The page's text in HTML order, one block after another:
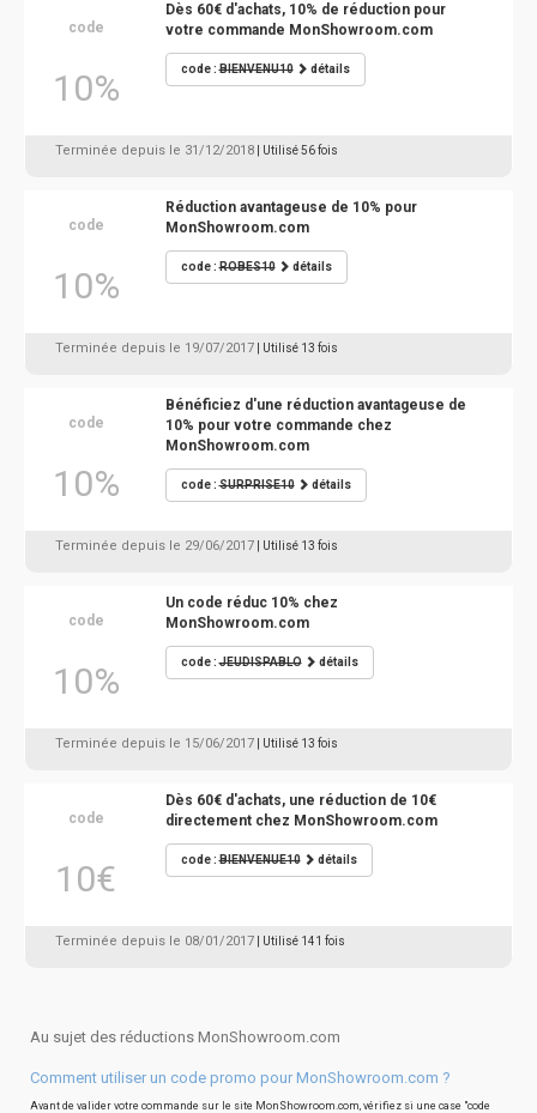
code
10%
Dès 60€ d'achats, 10% de réduction pour
votre commande MonShowroom.com
code :BIENVENU10 détails
Terminée depuis le 31/12/2018 | Utilisé 56 fois
code
10%
Réduction avantageuse de 10% pour
MonShowroom.com
code :ROBES10 détails
Terminée depuis le 19/07/2017 | Utilisé 13 fois
code
10%
Bénéficiez d'une réduction avantageuse de
10% pour votre commande chez
MonShowroom.com
code :SURPRISE10 détails
Terminée depuis le 29/06/2017 | Utilisé 13 fois
code
10%
Un code réduc 10% chez
MonShowroom.com
code :JEUDISPABLO détails
Terminée depuis le 15/06/2017 | Utilisé 13 fois
code
10€
Dès 60€ d'achats, une réduction de 10€
directement chez MonShowroom.com
code :BIENVENUE10 détails
Terminée depuis le 08/01/2017 | Utilisé 141 fois
Au sujet des réductions MonShowroom.com
Comment utiliser un code promo pour MonShowroom.com ?
Avant de valider votre commande sur le site MonShowroom.com, vérifiez si une case "code